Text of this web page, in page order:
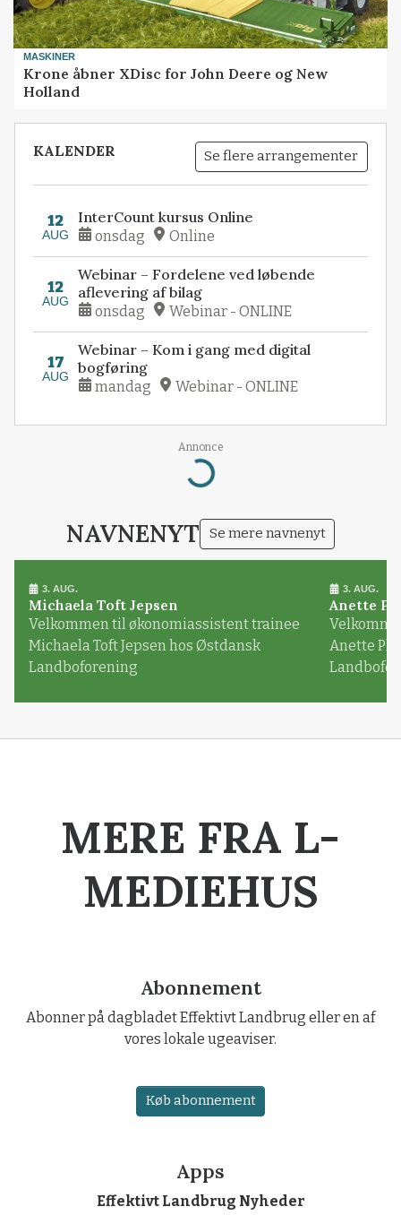
MASKINER
Krone åbner XDisc for John Deere og New
Holland
KALENDER Se flere arrangementer
12
AUG
InterCount kursus Online
onsdag Online
12
AUG
Webinar – Fordelene ved løbende
aflevering af bilag
onsdag Webinar - ONLINE
17
AUG
Webinar – Kom i gang med digital
bogføring
mandag Webinar - ONLINE
Annonce
Loading...
NAVNENYT Se mere navnenyt
3. AUG.
Michaela Toft Jepsen
Velkommen til økonomiassistent trainee
Michaela Toft Jepsen hos Østdansk
Landboforening
3. AUG.
Anette
Anette
MERE FRA L-
MEDIEHUS
Abonnement
Abonner på dagbladet Effektivt Landbrug eller en af
vores lokale ugeaviser.
Køb abonnement
Apps
Effektivt Landbrug Nyheder